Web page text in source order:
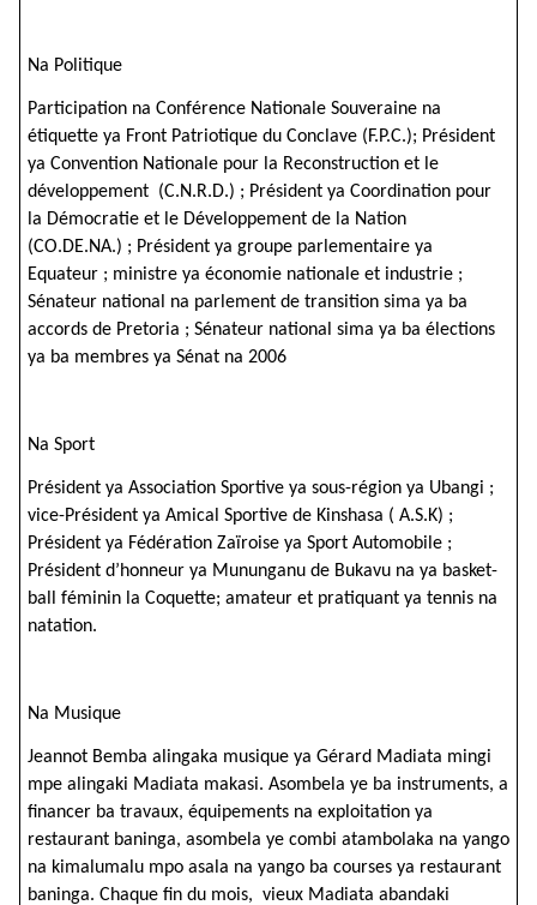
Na Politique
Participation na Conférence Nationale Souveraine na
étiquette ya Front Patriotique du Conclave (F.P.C.); Président
ya Convention Nationale pour la Reconstruction et le
développement (C.N.R.D.) ; Président ya Coordination pour
la Démocratie et le Développement de la Nation
(CO.DE.NA.) ; Président ya groupe parlementaire ya
Equateur ; ministre ya économie nationale et industrie ;
Sénateur national na parlement de transition sima ya ba
accords de Pretoria ; Sénateur national sima ya ba élections
ya ba membres ya Sénat na 2006
Na Sport
Président ya Association Sportive ya sous-région ya Ubangi ;
vice-Président ya Amical Sportive de Kinshasa ( A.S.K) ;
Président ya Fédération Zaïroise ya Sport Automobile ;
Président d’honneur ya Mununganu de Bukavu na ya basket-
ball féminin la Coquette; amateur et pratiquant ya tennis na
natation.
Na Musique
Jeannot Bemba alingaka musique ya Gérard Madiata mingi
mpe alingaki Madiata makasi. Asombela ye ba instruments, a
financer ba travaux, équipements na exploitation ya
restaurant baninga, asombela ye combi atambolaka na yango
na kimalumalu mpo asala na yango ba courses ya restaurant
baninga. Chaque fin du mois, vieux Madiata abandaki